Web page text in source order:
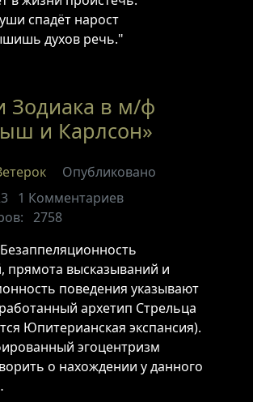
спадёт нарост
духов речь."
Зодиака в м/ф
и Карлсон»
Опубликовано
1 Комментариев
2758
прямота высказываний и
поведения указывают
архетип Стрельца
Юпитерианская экспансия).
эгоцентризм
о нахождении у данного